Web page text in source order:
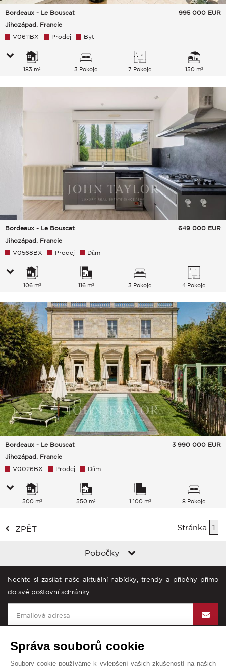
Bordeaux - Le Bouscat
Jihozápad, Francie
995 000 EUR
V0611BX Prodej Byt
183 m² 3 Pokoje 7 Pokoje 150 m²
Bordeaux - Le Bouscat
Jihozápad, Francie
649 000 EUR
V0568BX Prodej Dům
106 m² 116 m² 3 Pokoje 4 Pokoje
Bordeaux - Le Bouscat
Jihozápad, Francie
3 990 000 EUR
V0026BX Prodej Dům
500 m² 550 m² 1 100 m² 8 Pokoje
ZPĚT Stránka 1
Pobočky
Nechte si zasílat naše aktuální nabídky, trendy a příběhy přímo
do své poštovní schránky
Správa souborů cookie
Soubory cookie používáme k vylepšení vašich zkušeností na našich